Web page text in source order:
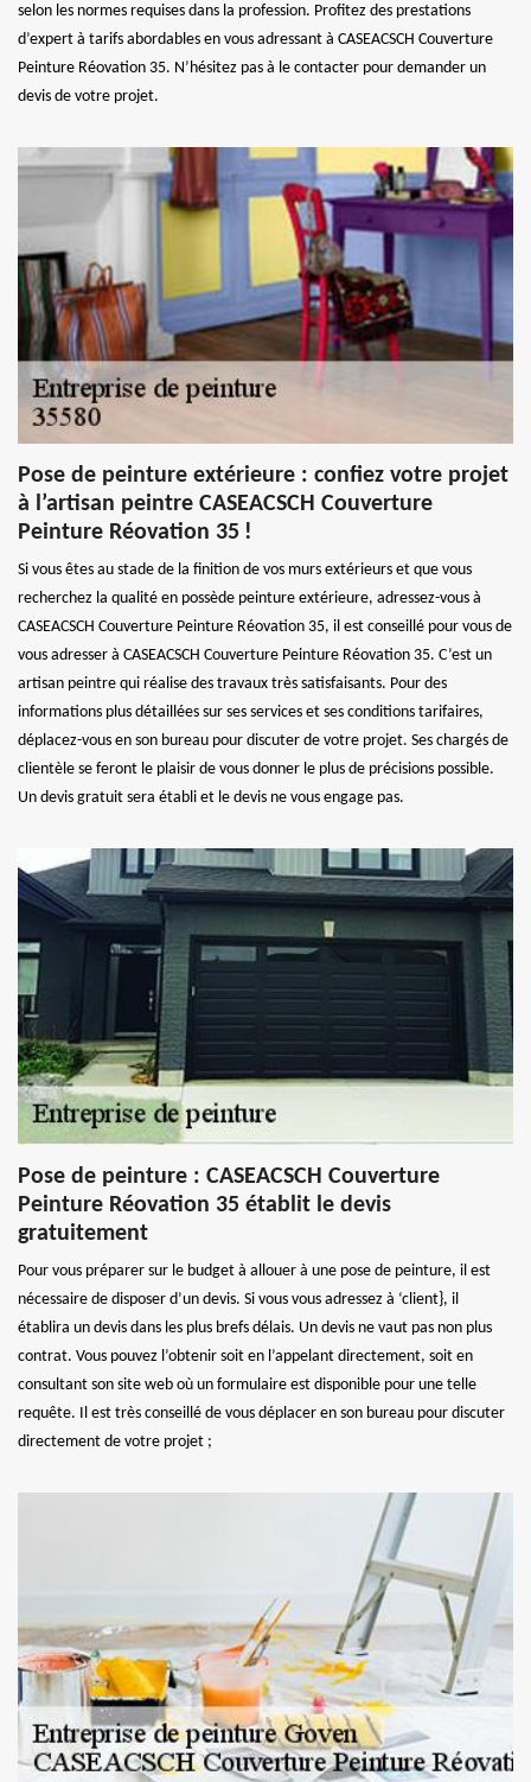
selon les normes requises dans la profession. Profitez des prestations
d’expert à tarifs abordables en vous adressant à CASEACSCH Couverture
Peinture Réovation 35. N’hésitez pas à le contacter pour demander un
devis de votre projet.
Pose de peinture extérieure : confiez votre projet
à l’artisan peintre CASEACSCH Couverture
Peinture Réovation 35 !
Si vous êtes au stade de la finition de vos murs extérieurs et que vous
recherchez la qualité en possède peinture extérieure, adressez-vous à
CASEACSCH Couverture Peinture Réovation 35, il est conseillé pour vous de
vous adresser à CASEACSCH Couverture Peinture Réovation 35. C’est un
artisan peintre qui réalise des travaux très satisfaisants. Pour des
informations plus détaillées sur ses services et ses conditions tarifaires,
déplacez-vous en son bureau pour discuter de votre projet. Ses chargés de
clientèle se feront le plaisir de vous donner le plus de précisions possible.
Un devis gratuit sera établi et le devis ne vous engage pas.
Pose de peinture : CASEACSCH Couverture
Peinture Réovation 35 établit le devis
gratuitement
Pour vous préparer sur le budget à allouer à une pose de peinture, il est
nécessaire de disposer d’un devis. Si vous vous adressez à ‘client}, il
établira un devis dans les plus brefs délais. Un devis ne vaut pas non plus
contrat. Vous pouvez l’obtenir soit en l’appelant directement, soit en
consultant son site web où un formulaire est disponible pour une telle
requête. Il est très conseillé de vous déplacer en son bureau pour discuter
directement de votre projet ;